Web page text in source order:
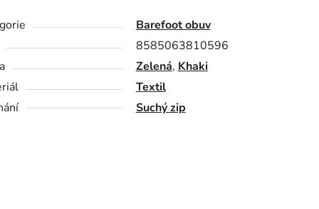
Barefoot obuv
8585063810596
Zelená, Khaki
Textil
Suchý zip